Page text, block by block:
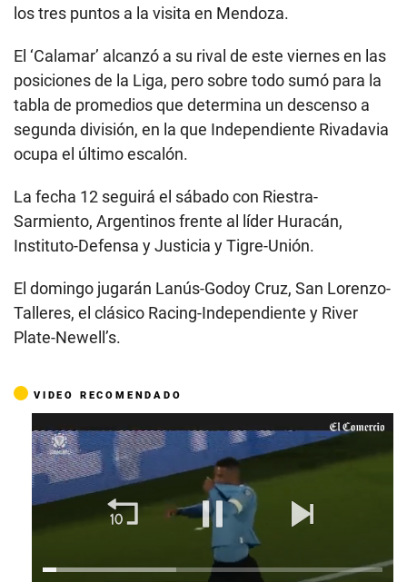
los tres puntos a la visita en Mendoza.
El ‘Calamar’ alcanzó a su rival de este viernes en las
posiciones de la Liga, pero sobre todo sumó para la
tabla de promedios que determina un descenso a
segunda división, en la que Independiente Rivadavia
ocupa el último escalón.
La fecha 12 seguirá el sábado con Riestra-
Sarmiento, Argentinos frente al líder Huracán,
Instituto-Defensa y Justicia y Tigre-Unión.
El domingo jugarán Lanús-Godoy Cruz, San Lorenzo-
Talleres, el clásico Racing-Independiente y River
Plate-Newell’s.
VIDEO RECOMENDADO